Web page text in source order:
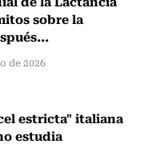
sobre la
de 2026
estricta" italiana
estudia